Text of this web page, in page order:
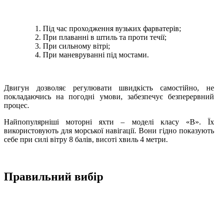
Під час проходження вузьких фарватерів;
При плаванні в штиль та проти течії;
При сильному вітрі;
При маневруванні під мостами.
Двигун дозволяє регулювати швидкість самостійно, не
покладаючись на погодні умови, забезпечує безперервний
процес.
Найпопулярніші моторні яхти – моделі класу «В». Їх
використовують для морської навігації. Вони гідно показують
себе при силі вітру 8 балів, висоті хвиль 4 метри.
Правильний вибір